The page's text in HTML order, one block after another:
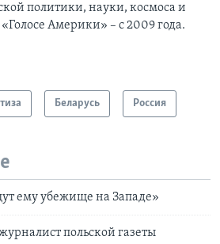
политики, науки, космоса и
Америки» – с 2009 года.
Беларусь Россия
ему убежище на Западе»
польской газеты